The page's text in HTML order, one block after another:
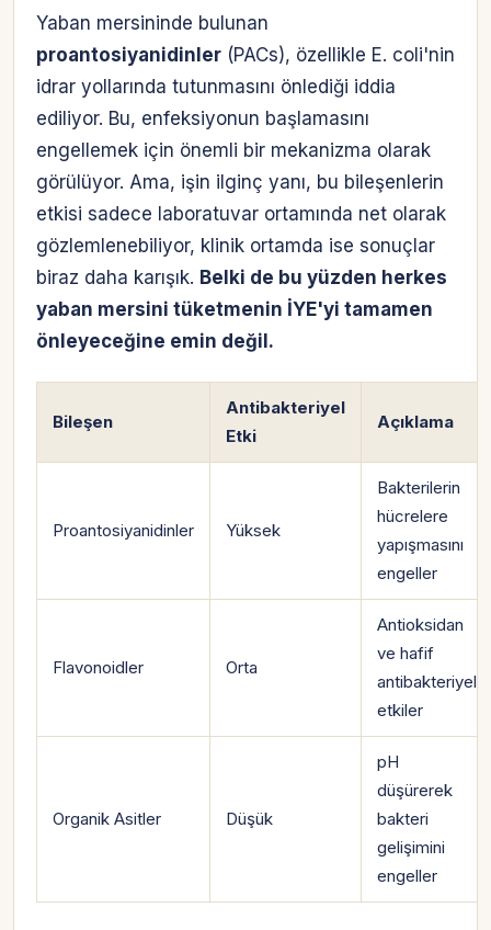
Yaban mersininde bulunan
proantosiyanidinler (PACs), özellikle E. coli'nin
idrar yollarında tutunmasını önlediği iddia
ediliyor. Bu, enfeksiyonun başlamasını
engellemek için önemli bir mekanizma olarak
görülüyor. Ama, işin ilginç yanı, bu bileşenlerin
etkisi sadece laboratuvar ortamında net olarak
gözlemlenebiliyor, klinik ortamda ise sonuçlar
biraz daha karışık. Belki de bu yüzden herkes
yaban mersini tüketmenin İYE'yi tamamen
önleyeceğine emin değil.
Bileşen
Antibakteriyel
Etki
Açıklama
Proantosiyanidinler Yüksek
Bakterilerin
hücrelere
yapışmasını
engeller
Flavonoidler Orta
Antioksidan
ve hafif
antibakteriyel
etkiler
Organik Asitler Düşük
pH
düşürerek
bakteri
gelişimini
engeller